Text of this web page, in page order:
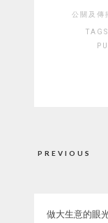
公關及
PREVIOUS
做大生意的眼